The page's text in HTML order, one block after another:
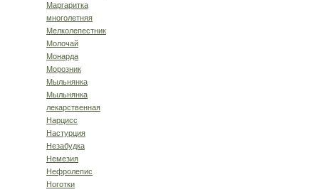
Маргаритка
многолетняя
Мелколепестник
Молочай
Монарда
Морозник
Мыльнянка
Мыльнянка
лекарственная
Нарцисс
Настурция
Незабудка
Немезия
Нефролепис
Ноготки